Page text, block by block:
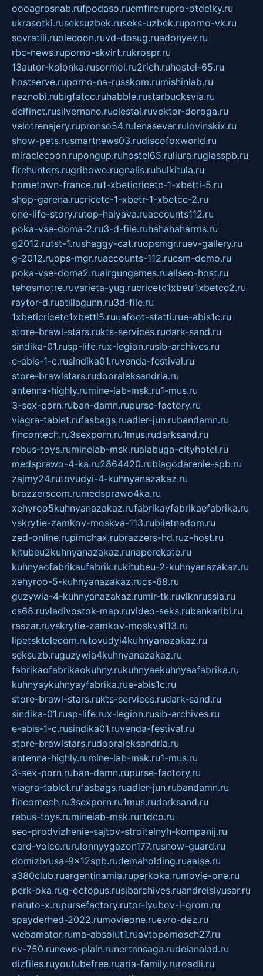
oooagrosnab.rufpodaso.ruemfire.rupro-otdelky.ru
ukrasotki.ruseksuzbek.ruseks-uzbek.ruporno-vk.ru
sovratili.ruolecoon.ruvd-dosug.ruadonyev.ru
rbc-news.ruporno-skvirt.rukrospr.ru
13autor-kolonka.rusormol.ru2rich.ruhostel-65.ru
hostserve.ruporno-na-russkom.rumishinlab.ru
neznobi.rubigfatcc.ruhabble.rustarbucksvia.ru
delfinet.rusilvernano.ruelestal.ruvektor-doroga.ru
velotrenajery.rupronso54.rulenasever.rulovinskix.ru
show-pets.rusmartnews03.rudiscofoxworld.ru
miraclecoon.rupongup.ruhostel65.ruliura.ruglasspb.ru
firehunters.rugribowo.rugnalis.rubulkitula.ru
hometown-france.ru1-xbeticricetc-1-xbetti-5.ru
shop-garena.rucricetc-1-xbetr-1-xbetcc-2.ru
one-life-story.rutop-halyava.ruaccounts112.ru
poka-vse-doma-2.ru3-d-file.ruhahahaharms.ru
g2012.rutst-1.rushaggy-cat.ruopsmgr.ruev-gallery.ru
g-2012.ruops-mgr.ruaccounts-112.rucsm-demo.ru
poka-vse-doma2.ruairgungames.ruallseo-host.ru
tehosmotre.ruvarieta-yug.rucricetc1xbetr1xbetcc2.ru
raytor-d.ruatillagunn.ru3d-file.ru
1xbeticricetc1xbetti5.ruuafoot-statti.rue-abis1c.ru
store-brawl-stars.rukts-services.rudark-sand.ru
sindika-01.rusp-life.rux-legion.rusib-archives.ru
e-abis-1-c.rusindika01.ruvenda-festival.ru
store-brawlstars.rudooraleksandria.ru
antenna-highly.rumine-lab-msk.ru1-mus.ru
3-sex-porn.ruban-damn.rupurse-factory.ru
viagra-tablet.rufasbags.ruadler-jun.rubandamn.ru
fincontech.ru3sexporn.ru1mus.rudarksand.ru
rebus-toys.ruminelab-msk.rualabuga-cityhotel.ru
medsprawo-4-ka.ru2864420.rublagodarenie-spb.ru
zajmy24.rutovudyi-4-kuhnyanazakaz.ru
brazzerscom.rumedsprawo4ka.ru
xehyroo5kuhnyanazakaz.rufabrikayfabrikaefabrika.ru
vskrytie-zamkov-moskva-113.rubiletnadom.ru
zed-online.rupimchax.rubrazzers-hd.ruz-host.ru
kitubeu2kuhnyanazakaz.runaperekate.ru
kuhnyaofabrikaufabrik.rukitubeu-2-kuhnyanazakaz.ru
xehyroo-5-kuhnyanazakaz.rucs-68.ru
guzywia-4-kuhnyanazakaz.rumir-tk.ruvlknrussia.ru
cs68.ruvladivostok-map.ruvideo-seks.rubankaribi.ru
raszar.ruvskrytie-zamkov-moskva113.ru
lipetsktelecom.rutovudyi4kuhnyanazakaz.ru
seksuzb.ruguzywia4kuhnyanazakaz.ru
fabrikaofabrikaokuhny.rukuhnyaekuhnyaafabrika.ru
kuhnyaykuhnyayfabrika.rue-abis1c.ru
store-brawl-stars.rukts-services.rudark-sand.ru
sindika-01.rusp-life.rux-legion.rusib-archives.ru
e-abis-1-c.rusindika01.ruvenda-festival.ru
store-brawlstars.rudooraleksandria.ru
antenna-highly.rumine-lab-msk.ru1-mus.ru
3-sex-porn.ruban-damn.rupurse-factory.ru
viagra-tablet.rufasbags.ruadler-jun.rubandamn.ru
fincontech.ru3sexporn.ru1mus.rudarksand.ru
rebus-toys.ruminelab-msk.rurtdco.ru
seo-prodvizhenie-sajtov-stroitelnyh-kompanij.ru
card-voice.rurulonnyygazon177.rusnow-guard.ru
domizbrusa-9x12spb.rudemaholding.ruaalse.ru
a380club.ruargentinamia.ruperkoka.rumovie-one.ru
perk-oka.rug-octopus.rusibarchives.ruandreislyusar.ru
naruto-x.rupursefactory.rutor-lyubov-i-grom.ru
spayderhed-2022.rumovieone.ruevro-dez.ru
webamator.ruma-absolut1.ruavtopomosch27.ru
nv-750.runews-plain.runertansaga.rudelanalad.ru
dizfiles.ruyoutubefree.ruaria-family.ruroadli.ru